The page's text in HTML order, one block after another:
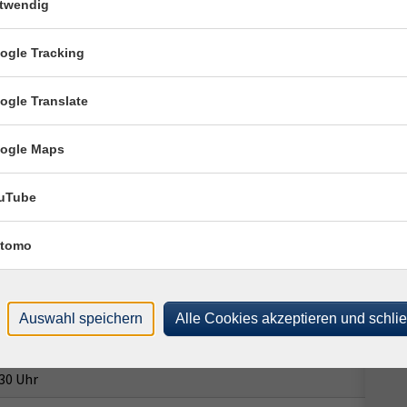
Uhr
Uhr
Uhr
Tracking
Translate
Maps
Auswahl speichern Alle Cookies akzeptieren und